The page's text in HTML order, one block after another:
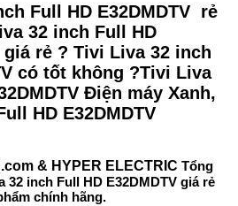
Full HD E32DMDTV rẻ
32 inch Full HD
giá rẻ ? Tivi Liva 32 inch
có tốt không ?Tivi Liva
Điện máy Xanh,
HD E32DMDTV
& HYPER ELECTRIC Tổng
32 inch Full HD E32DMDTV giá rẻ
chính hãng.